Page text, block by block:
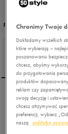
PROMO: DO -30%
ADIDAS
SHOWER
Chronimy Twoje
Dokładamy wszelkich
które wybierają –
poszanowaniu
chcesz, abyśmy
do przygotowania
produktów
reklam czy
swoją decyzję i
chcesz otrzymywać
preferencji, wybierz
naszą politykę